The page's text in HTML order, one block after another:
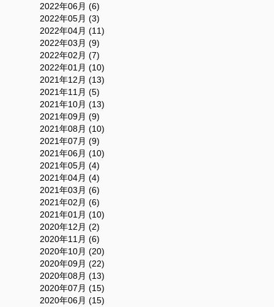
2022年06月 (6)
2022年05月 (3)
2022年04月 (11)
2022年03月 (9)
2022年02月 (7)
2022年01月 (10)
2021年12月 (13)
2021年11月 (5)
2021年10月 (13)
2021年09月 (9)
2021年08月 (10)
2021年07月 (9)
2021年06月 (10)
2021年05月 (4)
2021年04月 (4)
2021年03月 (6)
2021年02月 (6)
2021年01月 (10)
2020年12月 (2)
2020年11月 (6)
2020年10月 (20)
2020年09月 (22)
2020年08月 (13)
2020年07月 (15)
2020年06月 (15)